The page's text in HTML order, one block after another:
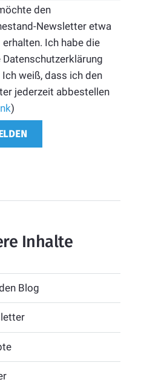
den
Newsletter etwa
Ich habe die
Datenschutzerklärung
Ich weiß, dass ich den
jederzeit abbestellen
)
Inhalte
Blog